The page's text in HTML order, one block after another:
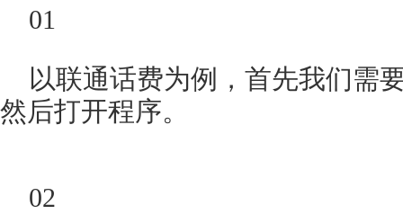
01
以联通话费为例，首先我们需
然后打开程序。
02